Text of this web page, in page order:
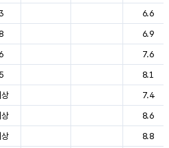
6.6
6.9
7.6
8.1
7.4
8.6
8.8